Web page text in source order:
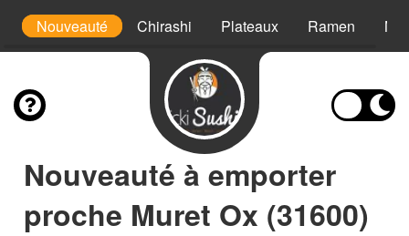
Nouveauté Chirashi Plateaux Ramen
Nouveauté à emporter
proche Muret Ox (31600)